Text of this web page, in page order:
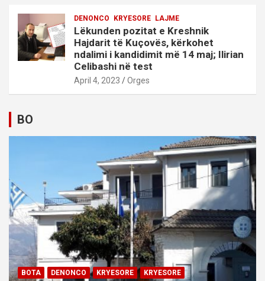
DENONCO KRYESORE LAJME
Lëkunden pozitat e Kreshnik
Hajdarit të Kuçovës, kërkohet
ndalimi i kandidimit më 14 maj; Ilirian
Celibashi në test
April 4, 2023 Orges
BO
BOTA DENONCO KRYESORE KRYESORE